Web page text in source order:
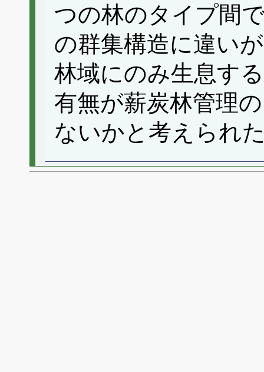
つの林のタイプ間
の群集構造に違い
林域にのみ生息す
有無が薪炭林管理
ないかと考えられ